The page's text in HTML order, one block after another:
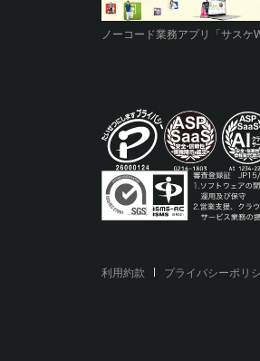
ノーコード業務アプリ「サスケ
利用約款 プライバシーポリ